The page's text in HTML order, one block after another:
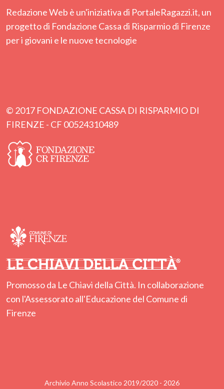
Redazione Web è un'iniziativa di PortaleRagazzi.it, un
progetto di Fondazione Cassa di Risparmio di Firenze
per i giovani e le nuove tecnologie
© 2017 FONDAZIONE CASSA DI RISPARMIO DI
FIRENZE - CF 00524310489
Promosso da Le Chiavi della Città. In collaborazione
con l'Assessorato all'Educazione del Comune di
Firenze
Archivio Anno Scolastico 2019/2020 - 2026